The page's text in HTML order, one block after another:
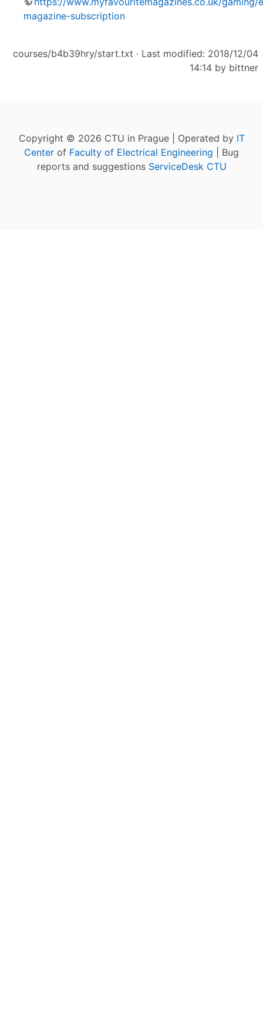
magazine-subscription
courses/b4b39hry/start.txt · Last modified: 2018/12/04
14:14 by bittner
Copyright © 2026 CTU in Prague | Operated by IT
Center of Faculty of Electrical Engineering | Bug
reports and suggestions ServiceDesk CTU